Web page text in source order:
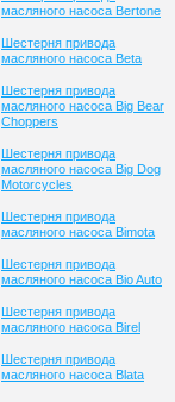
масляного насоса Bertone
Шестерня привода
масляного насоса Beta
Шестерня привода
масляного насоса Big Bear
Choppers
Шестерня привода
масляного насоса Big Dog
Motorcycles
Шестерня привода
масляного насоса Bimota
Шестерня привода
масляного насоса Bio Auto
Шестерня привода
масляного насоса Birel
Шестерня привода
масляного насоса Blata